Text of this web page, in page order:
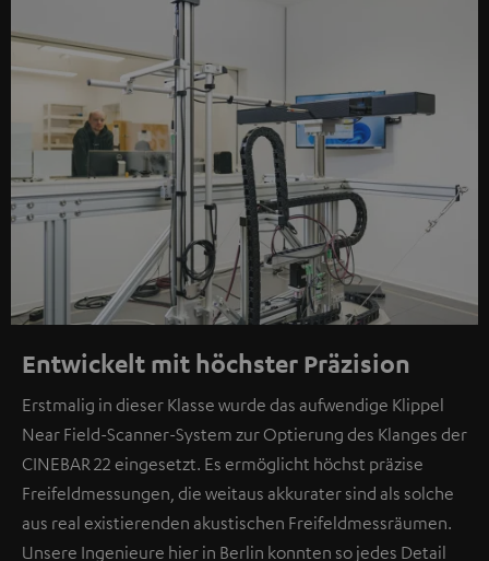
Entwickelt mit höchster Präzision
Erstmalig in dieser Klasse wurde das aufwendige Klippel
Near Field-Scanner-System zur Optierung des Klanges der
CINEBAR 22 eingesetzt. Es ermöglicht höchst präzise
Freifeldmessungen, die weitaus akkurater sind als solche
aus real existierenden akustischen Freifeldmessräumen.
Unsere Ingenieure hier in Berlin konnten so jedes Detail